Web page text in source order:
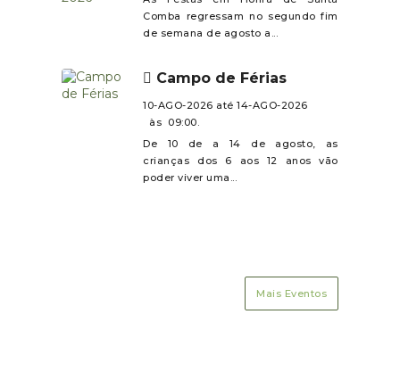
Comba regressam no segundo fim
de semana de agosto a...
Campo de Férias
10-AGO-2026 até 14-AGO-2026
às 09:00.
De 10 de a 14 de agosto, as
crianças dos 6 aos 12 anos vão
poder viver uma...
Mais Eventos